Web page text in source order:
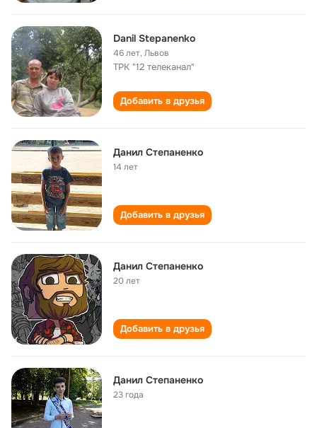
Danil Stepanenko
46 лет,Львов
ТРК "12 телеканал"
Добавить в друзья
Данил Степаненко
14 лет
Добавить в друзья
Данил Степаненко
20 лет
Добавить в друзья
Данил Степаненко
23 года